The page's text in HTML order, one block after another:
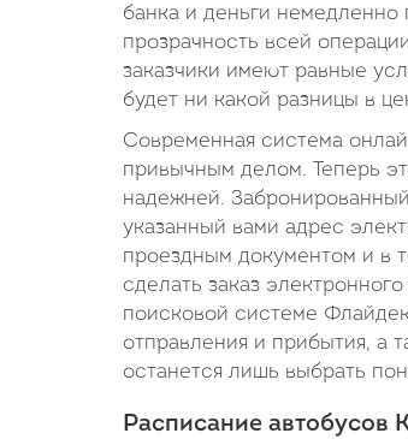
банка и деньги немедленно
прозрачность всей
заказчики имеют равные
будет ни какой разницы в
Современная система
привычным делом. Теперь
надежней.
указанный вами адрес
проездным документом и в
сделать заказ
поисковой системе
отправления и прибытия, а
останется лишь выбрать
Расписание